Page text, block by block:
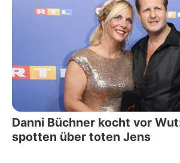
Danni Büchner kocht vor
spotten über toten Jens